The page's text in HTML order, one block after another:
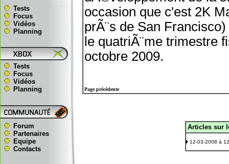
Tests
Focus
Vidéos
Planning
Tests
Focus
Vidéos
Planning
Forum
Partenaires
Equipe
Contacts
occasion que c'est 2K
prÃ¨s de San
le quatriÃ¨me trimestre
octobre 2009.
Page précédente
Articles sur
12-03-2008 à